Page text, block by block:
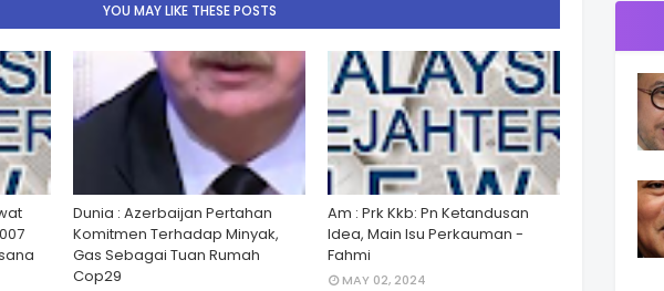
YOU MAY LIKE THESE POSTS
Dunia : Azerbaijan Pertahan
Komitmen Terhadap Minyak,
Gas Sebagai Tuan Rumah
Cop29
Am : Prk Kkb: Pn Ketandusan
Idea, Main Isu Perkauman -
Fahmi
MAY 02, 2024